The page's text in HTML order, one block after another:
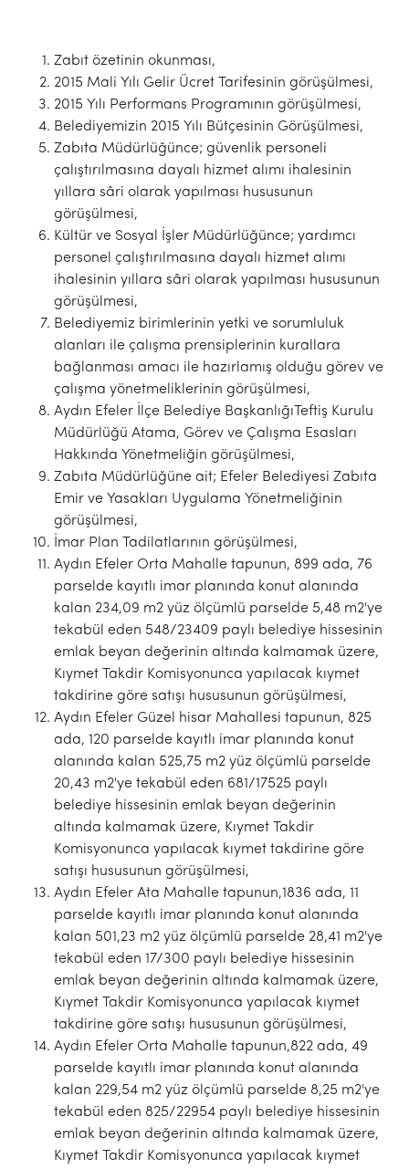
Zabıt özetinin okunması,
2015 Mali Yılı Gelir Ücret Tarifesinin görüşülmesi,
2015 Yılı Performans Programının görüşülmesi,
Belediyemizin 2015 Yılı Bütçesinin Görüşülmesi,
Zabıta Müdürlüğünce; güvenlik personeli
çalıştırılmasına dayalı hizmet alımı ihalesinin
yıllara sâri olarak yapılması hususunun
görüşülmesi,
Kültür ve Sosyal İşler Müdürlüğünce; yardımcı
personel çalıştırılmasına dayalı hizmet alımı
ihalesinin yıllara sâri olarak yapılması hususunun
görüşülmesi,
Belediyemiz birimlerinin yetki ve sorumluluk
alanları ile çalışma prensiplerinin kurallara
bağlanması amacı ile hazırlamış olduğu görev ve
çalışma yönetmeliklerinin görüşülmesi,
Aydın Efeler İlçe Belediye BaşkanlığıTeftiş Kurulu
Müdürlüğü Atama, Görev ve Çalışma Esasları
Hakkında Yönetmeliğin görüşülmesi,
Zabıta Müdürlüğüne ait; Efeler Belediyesi Zabıta
Emir ve Yasakları Uygulama Yönetmeliğinin
görüşülmesi,
İmar Plan Tadilatlarının görüşülmesi,
Aydın Efeler Orta Mahalle tapunun, 899 ada, 76
parselde kayıtlı imar planında konut alanında
kalan 234,09 m2 yüz ölçümlü parselde 5,48 m2'ye
tekabül eden 548/23409 paylı belediye hissesinin
emlak beyan değerinin altında kalmamak üzere,
Kıymet Takdir Komisyonunca yapılacak kıymet
takdirine göre satışı hususunun görüşülmesi,
Aydın Efeler Güzel hisar Mahallesi tapunun, 825
ada, 120 parselde kayıtlı imar planında konut
alanında kalan 525,75 m2 yüz ölçümlü parselde
20,43 m2'ye tekabül eden 681/17525 paylı
belediye hissesinin emlak beyan değerinin
altında kalmamak üzere, Kıymet Takdir
Komisyonunca yapılacak kıymet takdirine göre
satışı hususunun görüşülmesi,
Aydın Efeler Ata Mahalle tapunun,1836 ada, 11
parselde kayıtlı imar planında konut alanında
kalan 501,23 m2 yüz ölçümlü parselde 28,41 m2'ye
tekabül eden 17/300 paylı belediye hissesinin
emlak beyan değerinin altında kalmamak üzere,
Kıymet Takdir Komisyonunca yapılacak kıymet
takdirine göre satışı hususunun görüşülmesi,
Aydın Efeler Orta Mahalle tapunun,822 ada, 49
parselde kayıtlı imar planında konut alanında
kalan 229,54 m2 yüz ölçümlü parselde 8,25 m2'ye
tekabül eden 825/22954 paylı belediye hissesinin
emlak beyan değerinin altında kalmamak üzere,
Kıymet Takdir Komisyonunca yapılacak kıymet